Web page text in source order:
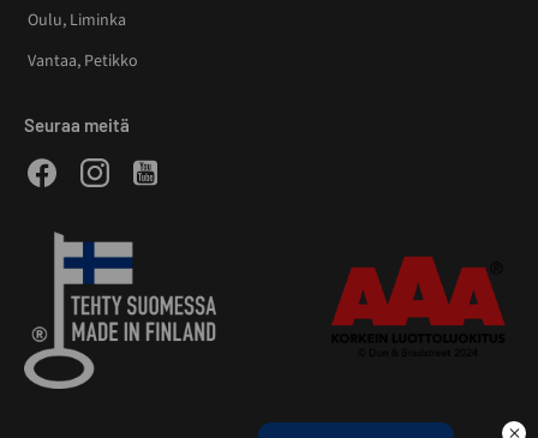
Oulu, Liminka
Vantaa, Petikko
Seuraa meitä
FacebookInstagramYoutube